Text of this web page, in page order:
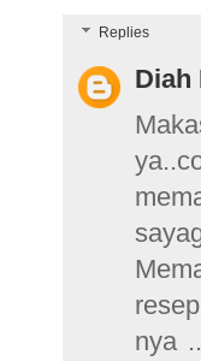
Replies
Diah
nya